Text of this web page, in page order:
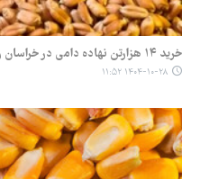
خرید ۱۴ هزارتن نهاده دامی در خراسان رضوی
۱۴۰۴-۱۰-۲۸ ۱۱:۵۲